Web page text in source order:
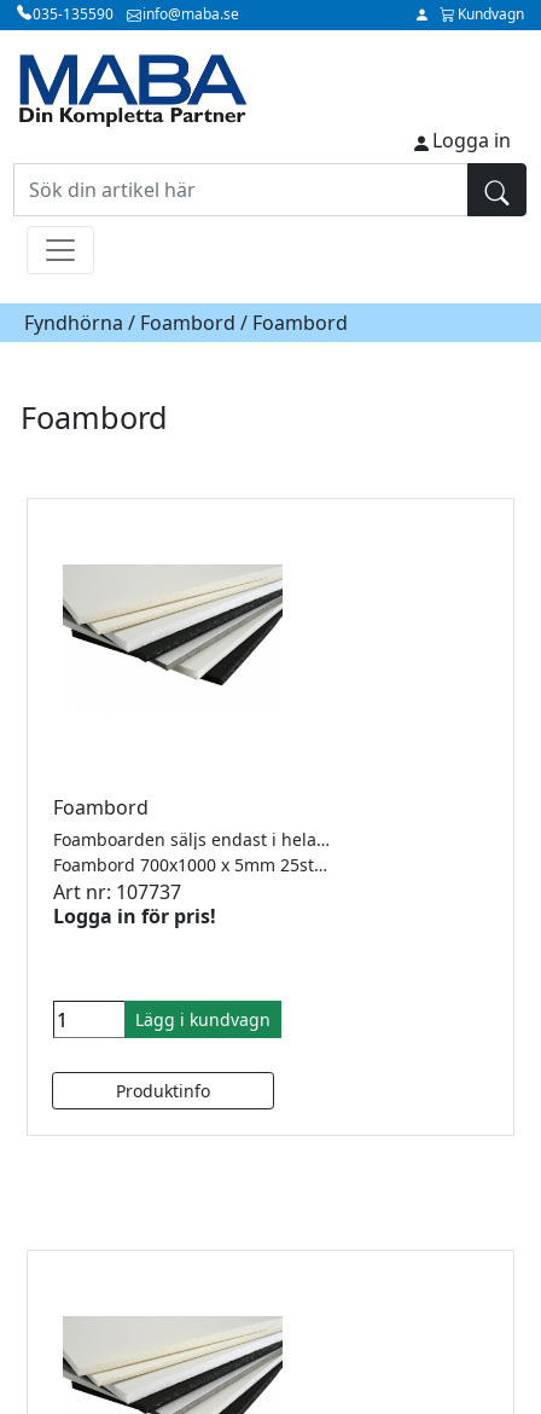
035-135590 info@maba.se Kundvagn
Logga in
Fyndhörna / Foambord / Foambord
Foambord
Foambord
Foamboarden säljs endast i hela förpackningar
Foambord 700x1000 x 5mm 25st/frp Vit
Art nr: 107737
Logga in för pris!
Lägg i kundvagn